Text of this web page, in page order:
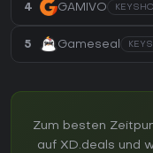
4 GAMIVO
5 Gameseal
Zum besten
auf XD.deals und